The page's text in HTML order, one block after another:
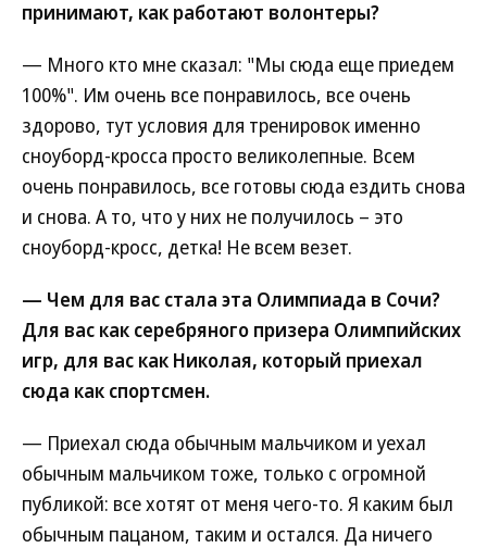
принимают, как работают волонтеры?
— Много кто мне сказал: "Мы сюда еще приедем
100%". Им очень все понравилось, все очень
здорово, тут условия для тренировок именно
сноуборд-кросса просто великолепные. Всем
очень понравилось, все готовы сюда ездить снова
и снова. А то, что у них не получилось – это
сноуборд-кросс, детка! Не всем везет.
— Чем для вас стала эта Олимпиада в Сочи?
Для вас как серебряного призера Олимпийских
игр, для вас как Николая, который приехал
сюда как спортсмен.
— Приехал сюда обычным мальчиком и уехал
обычным мальчиком тоже, только с огромной
публикой: все хотят от меня чего-то. Я каким был
обычным пацаном, таким и остался. Да ничего